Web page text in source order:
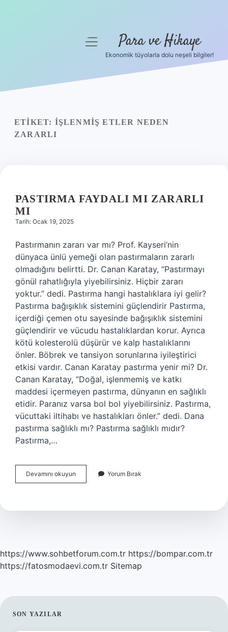
Yasal Uyarı
menüyü
Para ve Hikaye
Ekonomik tüyolarla dolu neşeli bilgiler!
ETIKET: İŞLENMIŞ ETLER NEDEN
ZARARLI
PASTIRMA FAYDALI MI ZARARLI
MI
Tarih: Ocak 19, 2025
Pastırmanın zararı var mı? Prof. Kayseri’nin
dünyaca ünlü yemeği olan pastırmaların zararlı
olmadığını belirtti. Dr. Canan Karatay, “Pastırmayı
gönül rahatlığıyla yiyebilirsiniz. Hiçbir zararı
yoktur.” dedi. Pastırma hangi hastalıklara iyi gelir?
Pastırma bağışıklık sistemini güçlendirir Pastırma,
içerdiği çemen otu sayesinde bağışıklık sistemini
güçlendirir ve vücudu hastalıklardan korur. Ayrıca
kötü kolesterolü düşürür ve kalp hastalıklarını
önler. Böbrek ve tansiyon sorunlarına iyileştirici
etkisi vardır. Canan Karatay pastırma yenir mi? Dr.
Canan Karatay, “Doğal, işlenmemiş ve katkı
maddesi içermeyen pastırma, dünyanın en sağlıklı
etidir. Paranız varsa bol bol yiyebilirsiniz. Pastırma,
vücuttaki iltihabı ve hastalıkları önler.” dedi. Dana
pastırma sağlıklı mı? Pastırma sağlıklı mıdır?
Pastırma,…
Devamını okuyun Pastırma
Faydalı
Mı
Yorum Bırak
https://www.sohbetforum.com.tr https://bompar.com.tr
https://fatosmodaevi.com.tr Sitemap
SIDEBAR
SON YAZILAR